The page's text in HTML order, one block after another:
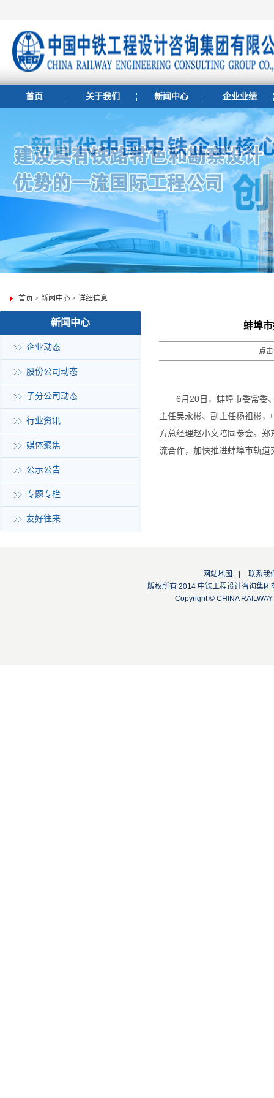
首页 关于我们 新闻中心 企业业绩
首页 > 新闻中心 > 详细信息
新闻中心
企业动态
股份公司动态
子分公司动态
行业资讯
媒体聚焦
公示公告
专题专栏
友好往来
蚌埠
点
6月20日，蚌埠市委常委
主任吴永彬、副主任杨祖彬
方总经理赵小文陪同参会。
流合作，加快推进蚌埠市轨
网站地图
联系我
版权所有 2014 中铁工程设计咨询
Copyright © CHINA